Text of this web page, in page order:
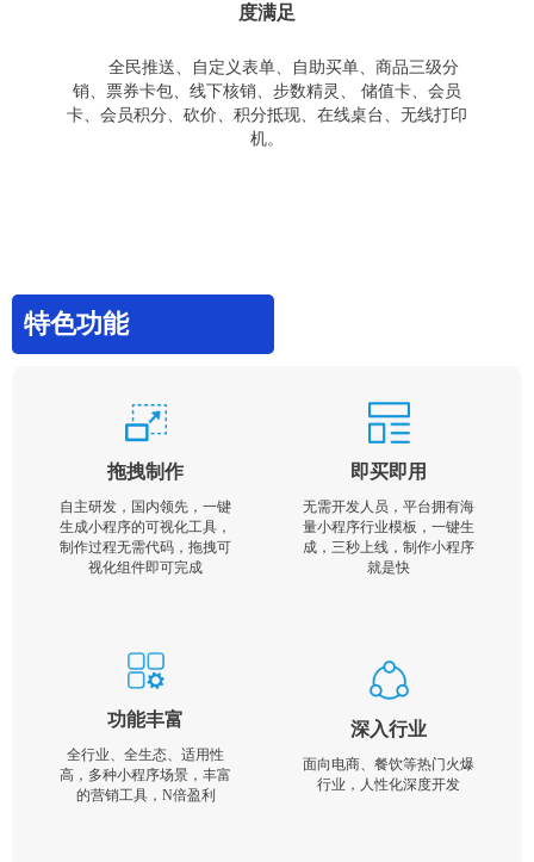
度满足
全民推送、自定义表单、自助买单、商品三级分
销、票券卡包、线下核销、步数精灵、 储值卡、会员
卡、会员积分、砍价、积分抵现、在线桌台、无线打印
机。
特色功能
拖拽制作
自主研发，国内领先，一键
生成小程序的可视化工具，
制作过程无需代码，拖拽可
视化组件即可完成
即买即用
无需开发人员，平台拥有海
量小程序行业模板，一键生
成，三秒上线，制作小程序
就是快
功能丰富
全行业、全生态、适用性
高，多种小程序场景，丰富
的营销工具，N倍盈利
深入行业
面向电商、餐饮等热门火爆
行业，人性化深度开发